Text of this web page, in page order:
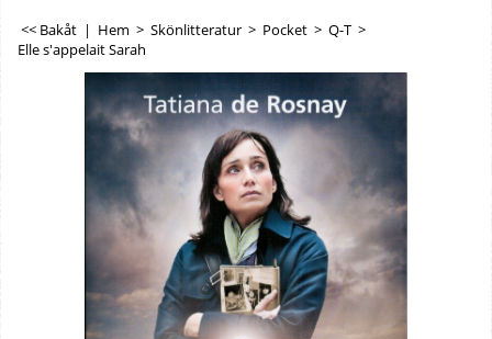
<< Bakåt | Hem > Skönlitteratur > Pocket > Q-T >
Elle s'appelait Sarah